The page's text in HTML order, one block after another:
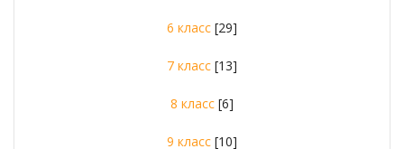
6 класс [29]
7 класс [13]
8 класс [6]
9 класс [10]